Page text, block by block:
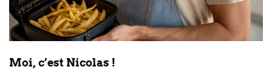
Moi, c’est Nicolas !